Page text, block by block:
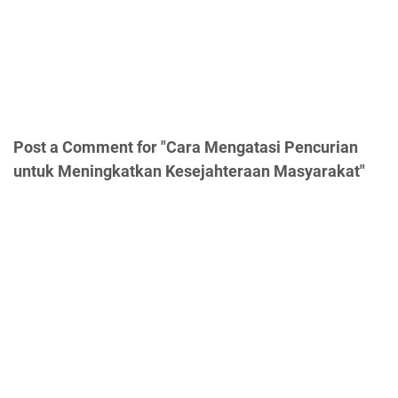
Post a Comment for "Cara Mengatasi Pencurian
untuk Meningkatkan Kesejahteraan Masyarakat"